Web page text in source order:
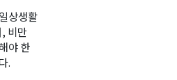
상생활
비만
야 한
.